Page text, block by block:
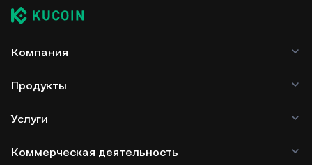
Компания
Продукты
Услуги
Коммерческая деятельность